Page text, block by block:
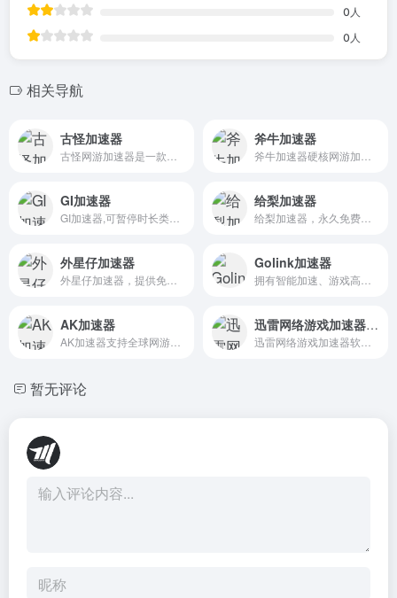
0 人
0 人
相关导航
古怪加速器 斧牛加速器
GI加速器 给梨加速器
外星仔加速器 Golink加速器
AK加速器 迅雷网络游戏加速器下载
暂无评论